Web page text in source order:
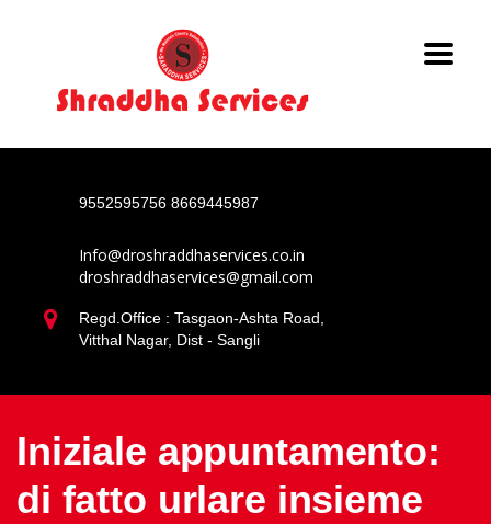
9552595756 8669445987
Info@droshraddhaservices.co.in
droshraddhaservices@gmail.com
Regd.Office : Tasgaon-Ashta Road,
Vitthal Nagar, Dist - Sangli
Iniziale appuntamento:
di fatto urlare insieme